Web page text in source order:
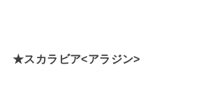
★スカラビア<アラジン>